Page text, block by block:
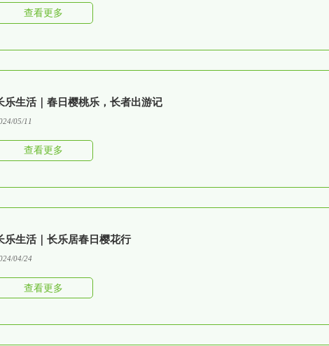
查看更多
乐生活｜春日樱桃乐，长者出游记
05/11
查看更多
乐生活｜长乐居春日樱花行
04/24
查看更多